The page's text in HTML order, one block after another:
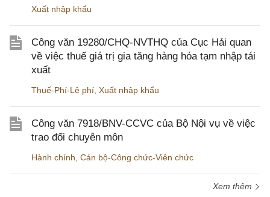
Xuất nhập khẩu
Công văn 19280/CHQ-NVTHQ của Cục Hải quan
về việc thuế giá trị gia tăng hàng hóa tạm nhập tái
xuất
Thuế-Phí-Lệ phí Xuất nhập khẩu
Công văn 7918/BNV-CCVC của Bộ Nội vụ về việc
trao đổi chuyên môn
Hành chính Cán bộ-Công chức-Viên chức
Xem thêm